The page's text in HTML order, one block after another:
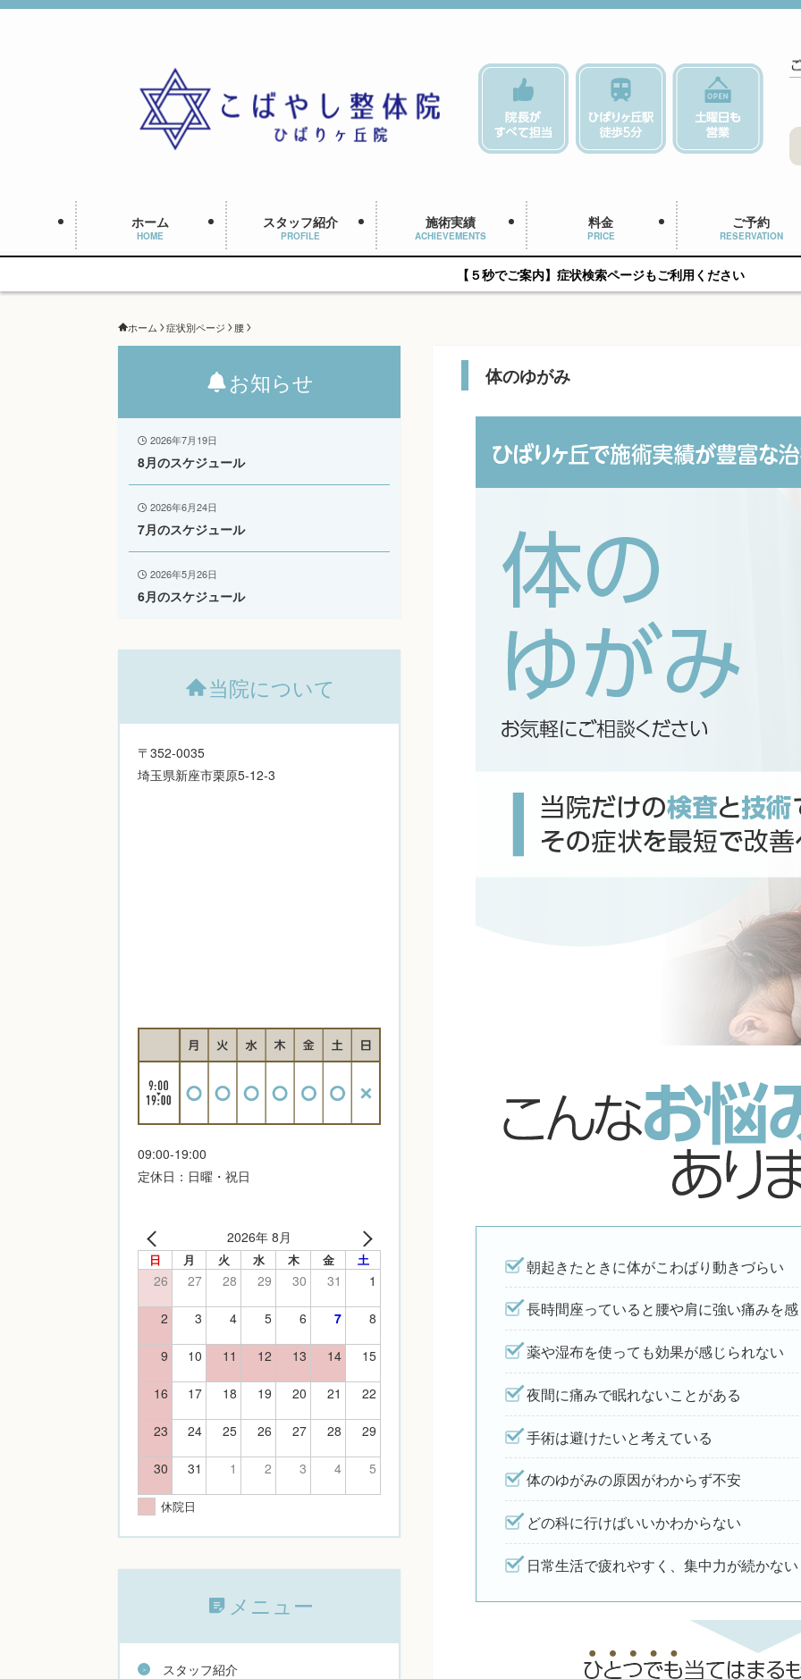
ホーム
HOME
スタッフ紹介
PROFILE
施術実績
ACHIEVEMENTS
料金
PRICE
ご予約
RESERVATION
【５秒でご案内】症状検索ページもご利用ください
ホーム 症状別ページ 腰
体のゆがみ
朝起きたときに体がこわばり動きづらい
長時間座っていると腰や肩に強い痛みを
薬や湿布を使っても効果が感じられない
夜間に痛みで眠れないことがある
手術は避けたいと考えている
体のゆがみの原因がわからず不安
どの科に行けばいいかわからない
日常生活で疲れやすく、集中力が続かない
お知らせ
2026年7月19日
8月のスケジュール
2026年6月24日
7月のスケジュール
2026年5月26日
6月のスケジュール
当院について
〒352-0035
埼玉県新座市栗原5-12-3
09:00-19:00
定休日：日曜・祝日
2026年 8月
日 月 火 水 木 金 土
26 27 28 29 30 31 1
2 3 4 5 6 7 8
9 10 11 12 13 14 15
16 17 18 19 20 21 22
23 24 25 26 27 28 29
30 31 1 2 3 4 5
休院日
メニュー
スタッフ紹介